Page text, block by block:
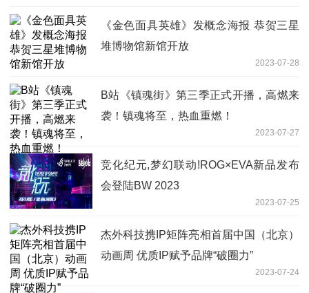
《金色面具英雄》发概念海报 恭贺三星
堆博物馆新馆开放
2023-07-28
B站《镇魂街》第三季正式开播，高燃来
袭！镇魂将至，热血重燃！
2023-07-27
竞化纪元,梦幻联动!ROG×EVA新品发布
会登陆BW 2023
2023-07-25
杰外科技携IP矩阵亮相首届中国（北京）
动画周 优质IP赋予品牌“破圈力”
2023-07-24